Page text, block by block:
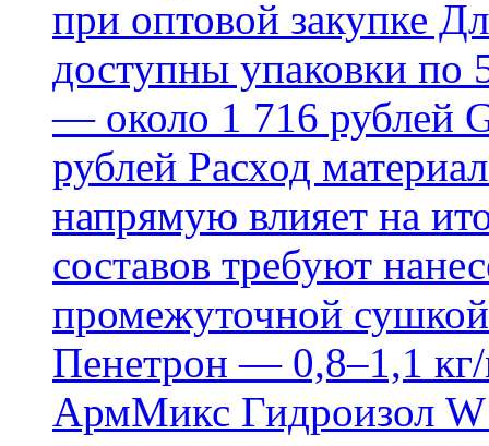
при оптовой закупке
доступны упаковки по
— около 1 716 рублей
рублей Расход
напрямую влияет на
составов требуют
промежуточной
Пенетрон — 0,8–1,1 кг/
АрмМикс Гидроизол